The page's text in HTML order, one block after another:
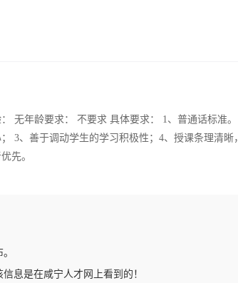
无年龄要求： 不要求 具体要求： 1、普通话标准
3、善于调动学生的学习积极性；4、授课条理清
先。
息是在咸宁人才网上看到的！